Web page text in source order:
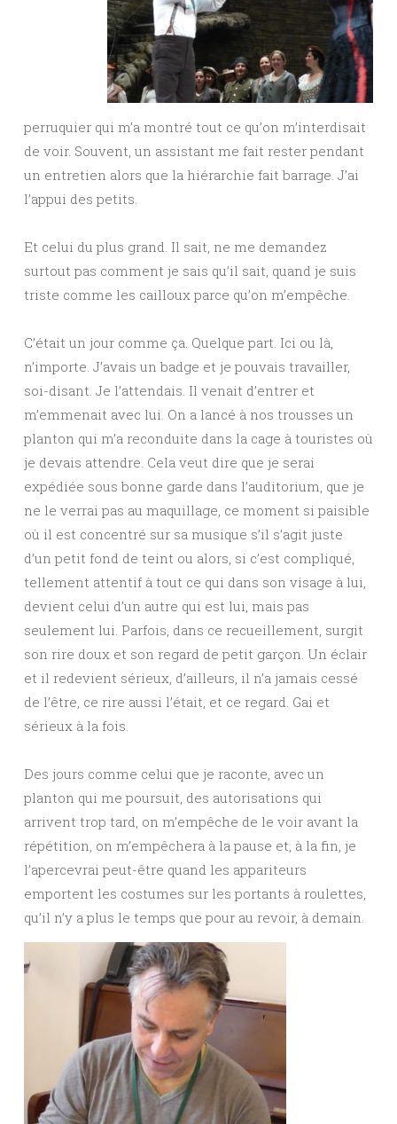
perruquier qui m’a montré tout ce qu’on m’interdisait
de voir. Souvent, un assistant me fait rester pendant
un entretien alors que la hiérarchie fait barrage. J’ai
l’appui des petits.
Et celui du plus grand. Il sait, ne me demandez
surtout pas comment je sais qu’il sait, quand je suis
triste comme les cailloux parce qu’on m’empêche.
C’était un jour comme ça. Quelque part. Ici ou là,
n’importe. J’avais un badge et je pouvais travailler,
soi-disant. Je l’attendais. Il venait d’entrer et
m’emmenait avec lui. On a lancé à nos trousses un
planton qui m’a reconduite dans la cage à touristes où
je devais attendre. Cela veut dire que je serai
expédiée sous bonne garde dans l’auditorium, que je
ne le verrai pas au maquillage, ce moment si paisible
où il est concentré sur sa musique s’il s’agit juste
d’un petit fond de teint ou alors, si c’est compliqué,
tellement attentif à tout ce qui dans son visage à lui,
devient celui d’un autre qui est lui, mais pas
seulement lui. Parfois, dans ce recueillement, surgit
son rire doux et son regard de petit garçon. Un éclair
et il redevient sérieux, d’ailleurs, il n’a jamais cessé
de l’être, ce rire aussi l’était, et ce regard. Gai et
sérieux à la fois.
Des jours comme celui que je raconte, avec un
planton qui me poursuit, des autorisations qui
arrivent trop tard, on m’empêche de le voir avant la
répétition, on m’empêchera à la pause et, à la fin, je
l’apercevrai peut-être quand les appariteurs
emportent les costumes sur les portants à roulettes,
qu’il n’y a plus le temps que pour au revoir, à demain.